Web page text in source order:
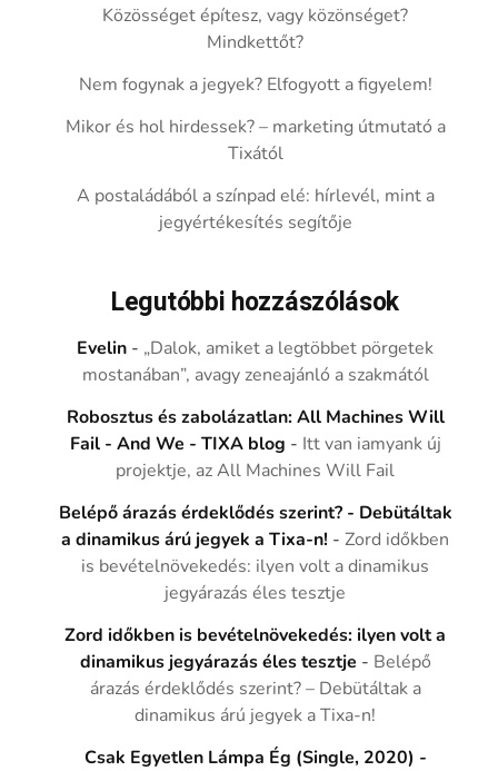
Közösséget építesz, vagy közönséget?
Mindkettőt?
Nem fogynak a jegyek? Elfogyott a figyelem!
Mikor és hol hirdessek? – marketing útmutató a
Tixától
A postaládából a színpad elé: hírlevél, mint a
jegyértékesítés segítője
Legutóbbi hozzászólások
Evelin - „Dalok, amiket a legtöbbet pörgetek
mostanában”, avagy zeneajánló a szakmától
Robosztus és zabolázatlan: All Machines Will
Fail - And We - TIXA blog - Itt van iamyank új
projektje, az All Machines Will Fail
Belépő árazás érdeklődés szerint? - Debütáltak
a dinamikus árú jegyek a Tixa-n! -Zord időkben
is bevételnövekedés: ilyen volt a dinamikus
jegyárazás éles tesztje
Zord időkben is bevételnövekedés: ilyen volt a
dinamikus jegyárazás éles tesztje - Belépő
árazás érdeklődés szerint? – Debütáltak a
dinamikus árú jegyek a Tixa-n!
Csak Egyetlen Lámpa Ég (Single, 2020) -